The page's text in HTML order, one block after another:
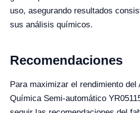
uso, asegurando resultados
sus análisis químicos.
Recomendaciones
Para maximizar el rendimiento del
Química Semi-automático